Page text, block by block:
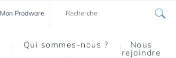
Mon Prodware
Qui sommes-nous ?
Nous
rejoindre